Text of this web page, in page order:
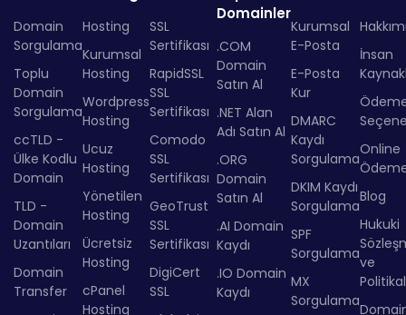
Domain
Sorgulama
Toplu
Domain
Sorgulama
ccTLD -
Ülke Kodlu
Domain
TLD -
Domain
Uzantıları
Domain
Transfer
Hosting
Kurumsal
Hosting
Wordpress
Hosting
Ucuz
Hosting
Yönetilen
Hosting
Ücretsiz
Hosting
cPanel
Hosting
SSL
Sertifikası
RapidSSL
SSL
Sertifikası
Comodo
SSL
Sertifikası
GeoTrust
SSL
Sertifikası
DigiCert
SSL
Domainler
.COM
Domain
Satın Al
.NET Alan
Adı Satın Al
.ORG
Domain
Satın Al
.AI Domain
Kaydı
.IO Domain
Kaydı
Kurumsal
E-Posta
E-Posta
Kur
DMARC
Kaydı
Sorgulama
DKIM Kaydı
Sorgulama
SPF
Sorgulama
MX
Sorgulama
İnsan
Online
Blog
Hukuki
ve